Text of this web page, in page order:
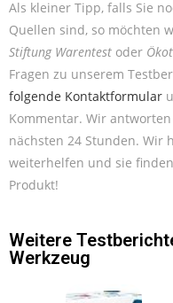
Als kleiner Tipp, falls Sie
Quellen sind, so möchten
Stiftung Warentest oder
Fragen zu unserem
folgende Kontaktformular
Kommentar. Wir
nächsten 24 Stunden. Wir
weiterhelfen und sie
Produkt!
Weitere
Werkzeug